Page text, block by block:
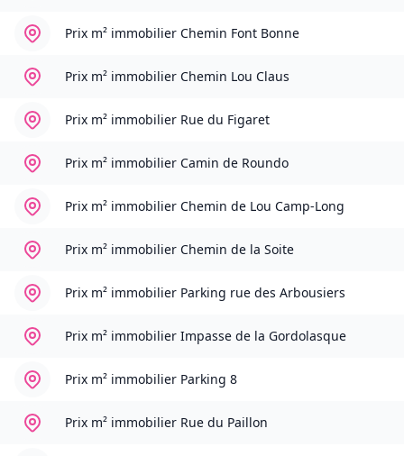
Prix m² immobilier Chemin Font Bonne
Prix m² immobilier Chemin Lou Claus
Prix m² immobilier Rue du Figaret
Prix m² immobilier Camin de Roundo
Prix m² immobilier Chemin de Lou Camp-Long
Prix m² immobilier Chemin de la Soite
Prix m² immobilier Parking rue des Arbousiers
Prix m² immobilier Impasse de la Gordolasque
Prix m² immobilier Parking 8
Prix m² immobilier Rue du Paillon